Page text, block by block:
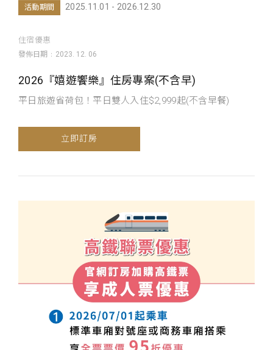
活動期間 2025.11.01 - 2026.12.30
住宿優惠
發佈日期 2023. 12. 06
2026『嬉遊饗樂』住房專案(不含早)
平日旅遊省荷包！平日雙人入住$2,999起(不含早餐)
立即訂房